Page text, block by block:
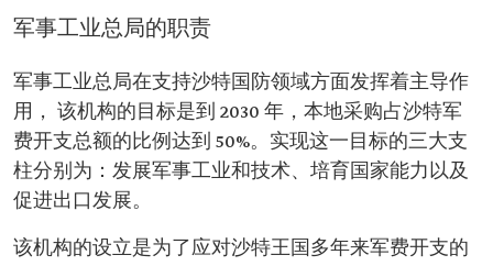
军事工业总局的职责
军事工业总局在支持沙特国防领域方面发挥着主导作
用， 该机构的目标是到 2030 年，本地采购占沙特军
费开支总额的比例达到 50%。实现这一目标的三大支
柱分别为：发展军事工业和技术、培育国家能力以及
促进出口发展。
该机构的设立是为了应对沙特王国多年来军费开支的